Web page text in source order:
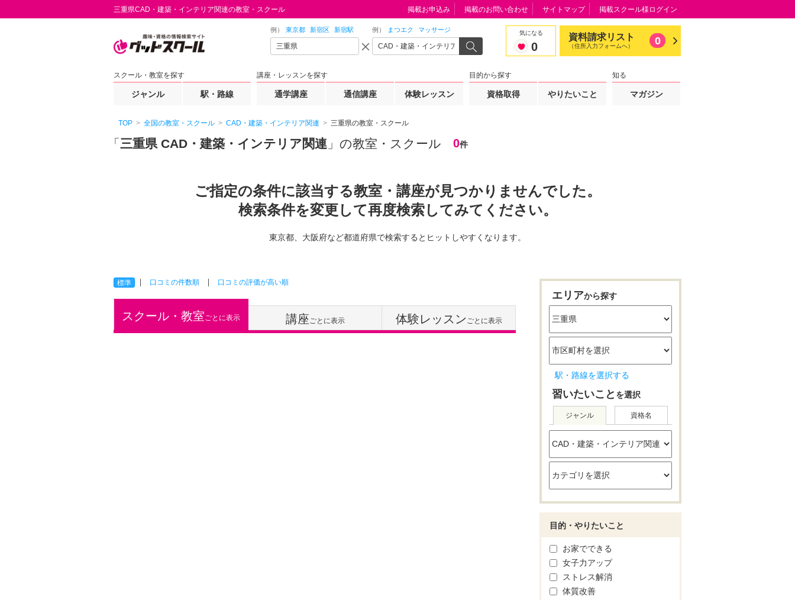
三重県CAD・建築・インテリア関連の教室・スクール
例） 東京都 新宿区 新宿駅 例） まつエク マッサージ 気になる
0
資料請求リスト
（住所入力フォームへ） 0
スクール・教室を探す
ジャンル 駅・路線
講座・レッスンを探す
通学講座 通信講座 体験レッスン
目的から探す
資格取得 やりたいこと
知る
マガジン
掲載お申込み 掲載のお問い合わせ サイトマップ 掲載スクール様ログイン
TOP 全国の教室・スクール CAD・建築・インテリア関連 三重県の教室・スクール
「 三重県 CAD・建築・インテリア関連 」の教室・スクール 0件
ご指定の条件に該当する教室・講座が見つかりませんでした。
検索条件を変更して再度検索してみてください。
東京都、大阪府など都道府県で検索するとヒットしやすくなります。
標準 口コミの件数順 口コミの評価が高い順
スクール・教室ごとに表示 講座ごとに表示 体験レッスンごとに表示
エリアから探す
駅・路線を選択する
習いたいこと を選択
ジャンル 資格名
目的・やりたいこと
お家でできる
女子力アップ
ストレス解消
体質改善